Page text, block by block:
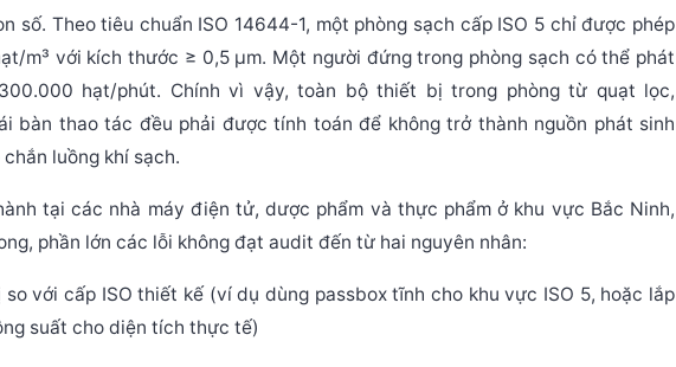
số. Theo tiêu chuẩn ISO 14644-1, một phòng sạch cấp ISO 5 chỉ được phép
m³ với kích thước ≥ 0,5 μm. Một người đứng trong phòng sạch có thể phát
hạt/phút. Chính vì vậy, toàn bộ thiết bị trong phòng từ quạt lọc,
bàn thao tác đều phải được tính toán để không trở thành nguồn phát sinh
luồng khí sạch.
tại các nhà máy điện tử, dược phẩm và thực phẩm ở khu vực Bắc Ninh,
phần lớn các lỗi không đạt audit đến từ hai nguyên nhân:
so với cấp ISO thiết kế (ví dụ dùng passbox tĩnh cho khu vực ISO 5, hoặc lắp
suất cho diện tích thực tế)